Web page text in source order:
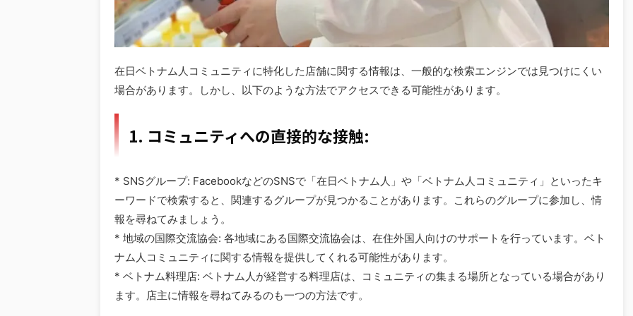
在日ベトナム人コミュニティに特化した店舗に関する情報は、一般的な検索エンジンでは見つけにくい
場合があります。しかし、以下のような方法でアクセスできる可能性があります。
1. コミュニティへの直接的な接触:
* SNSグループ: FacebookなどのSNSで「在日ベトナム人」や「ベトナム人コミュニティ」といったキ
ーワードで検索すると、関連するグループが見つかることがあります。これらのグループに参加し、情
報を尋ねてみましょう。
* 地域の国際交流協会: 各地域にある国際交流協会は、在住外国人向けのサポートを行っています。ベト
ナム人コミュニティに関する情報を提供してくれる可能性があります。
* ベトナム料理店: ベトナム人が経営する料理店は、コミュニティの集まる場所となっている場合があり
ます。店主に情報を尋ねてみるのも一つの方法です。